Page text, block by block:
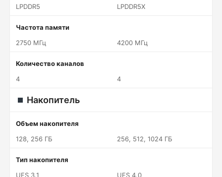
LPDDR5
LPDDR5X
Частота памяти
2750 МГц
4200 МГц
Количество каналов
4
4
Накопитель
Объем накопителя
128, 256 ГБ
256, 512, 1024 ГБ
Тип накопителя
UFS 3.1
UFS 4.0